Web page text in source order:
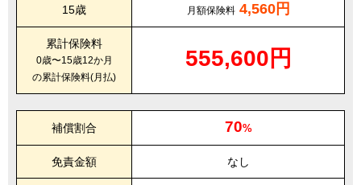
15歳 月額保険料 4,560円
累計保険料
0歳〜15歳12か月
の累計保険料(月払)
555,600円
補償割合 70%
免責金額 なし